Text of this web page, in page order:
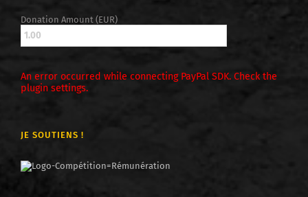
Donation Amount (EUR)
An error occurred while connecting PayPal SDK. Check the
plugin settings.
JE SOUTIENS !